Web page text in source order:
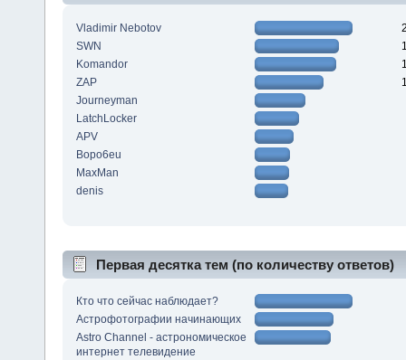
Vladimir Nebotov
SWN
Komandor
ZAP
Journeyman
LatchLocker
APV
Bopo6eu
MaxMan
denis
Первая десятка тем (по количеству ответов)
Кто что сейчас наблюдает?
Астрофотографии начинающих
Astro Channel - астрономическое
интернет телевидение